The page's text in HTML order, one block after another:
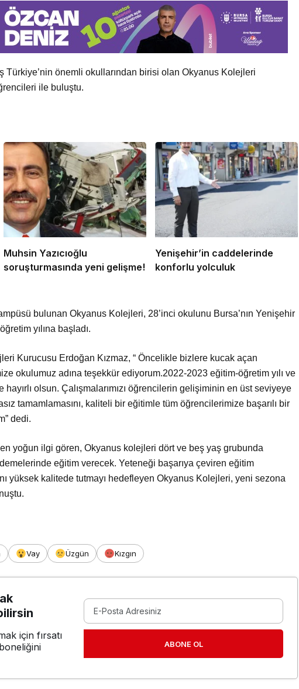
Türkiye’nin önemli okullarından birisi olan Okyanus Kolejleri
ile buluştu.
Muhsin Yazıcıoğlu
soruşturmasında yeni gelişme!
Yenişehir’in caddelerinde
konforlu yolculuk
bulunan Okyanus Kolejleri, 28’inci okulunu Bursa’nın Yenişehir
yılına başladı.
Kurucusu Erdoğan Kızmaz, “ Öncelikle bizlere kucak açan
okulumuz adına teşekkür ediyorum.2022-2023 eğitim-öğretim yılı ve
olsun. Çalışmalarımızı öğrencilerin gelişiminin en üst seviyeye
tamamlamasını, kaliteli bir eğitimle tüm öğrencilerimize başarılı bir
dedi.
yoğun ilgi gören, Okyanus kolejleri dört ve beş yaş grubunda
eğitim verecek. Yeteneği başarıya çeviren eğitim
yüksek kalitede tutmayı hedefleyen Okyanus Kolejleri, yeni sezona
Vay Üzgün Kızgın
için fırsatı
ABONE OL